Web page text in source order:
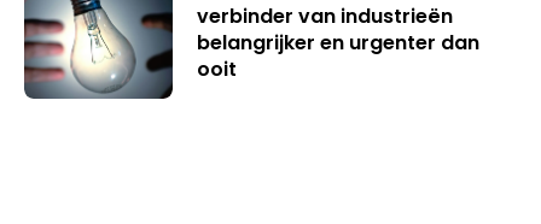
verbinder van industrieën
belangrijker en urgenter dan
ooit